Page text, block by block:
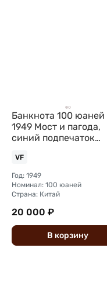
Банкнота 100 юаней
1949 Мост и пагода,
синий подпечаток
Китай
VF
Год: 1949
Номинал: 100 юаней
Страна: Китай
20 000 ₽
В корзину